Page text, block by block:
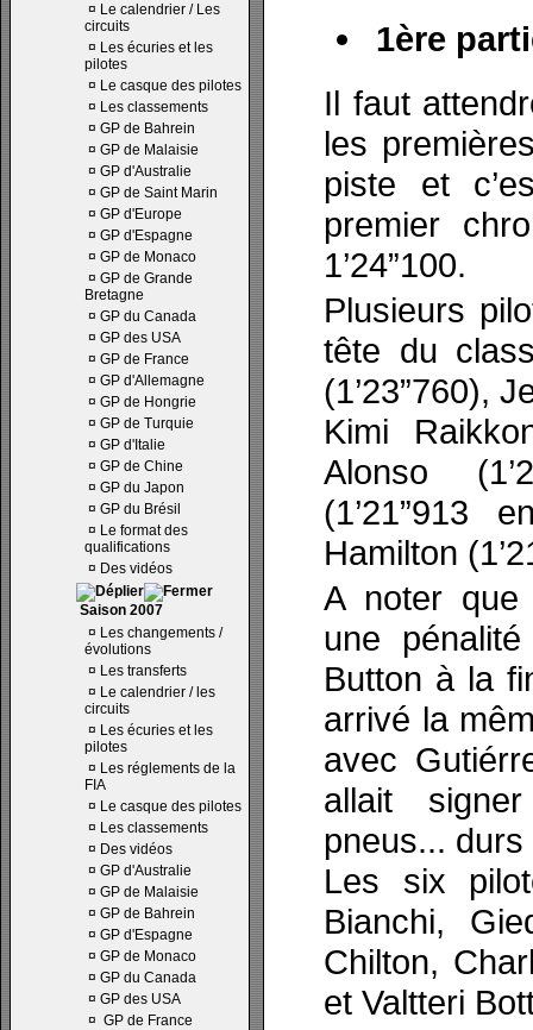
¤ Le calendrier / Les
circuits
¤ Les écuries et les
pilotes
¤ Le casque des pilotes
¤ Les classements
¤ GP de Bahrein
¤ GP de Malaisie
¤ GP d'Australie
¤ GP de Saint Marin
¤ GP d'Europe
¤ GP d'Espagne
¤ GP de Monaco
¤ GP de Grande
Bretagne
¤ GP du Canada
¤ GP des USA
¤ GP de France
¤ GP d'Allemagne
¤ GP de Hongrie
¤ GP de Turquie
¤ GP d'Italie
¤ GP de Chine
¤ GP du Japon
¤ GP du Brésil
¤ Le format des
qualifications
¤ Des vidéos
Saison 2007
¤ Les changements /
évolutions
¤ Les transferts
¤ Le calendrier / les
circuits
¤ Les écuries et les
pilotes
¤ Les réglements de la
FIA
¤ Le casque des pilotes
¤ Les classements
¤ Des vidéos
¤ GP d'Australie
¤ GP de Malaisie
¤ GP de Bahrein
¤ GP d'Espagne
¤ GP de Monaco
¤ GP du Canada
¤ GP des USA
¤ GP de France
1ère
Il faut
les
piste et
premier
1’24”100.
Plusieurs
tête du
(1’23”760),
Kimi
Alonso
(1’21”913
Hamilton
A noter que
une
Button à la
arrivé la
avec
allait
pneus... durs
Les six
Bianchi,
Chilton,
et Valtteri